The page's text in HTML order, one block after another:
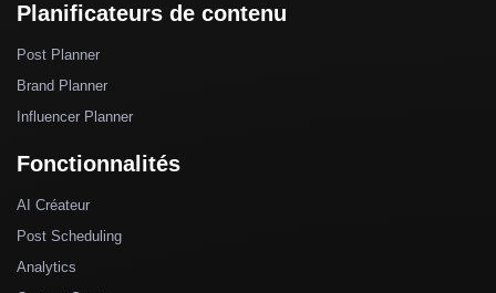
Planificateurs de contenu
Post Planner
Brand Planner
Influencer Planner
Fonctionnalités
AI Créateur
Post Scheduling
Analytics